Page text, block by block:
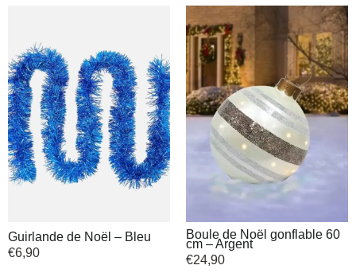
Guirlande de Noël – Bleu
€6,90
Boule de Noël gonflable 60
cm – Argent
€24,90